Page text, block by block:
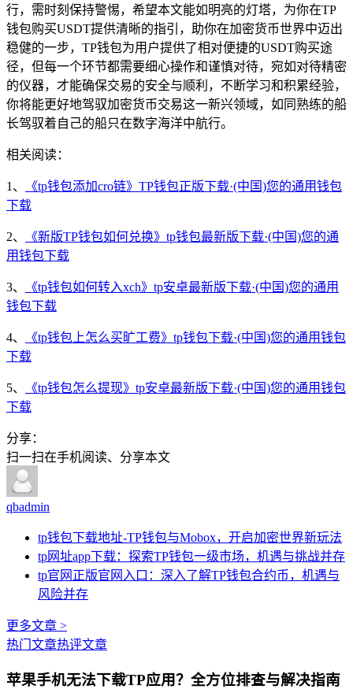
行，需时刻保持警惕，希望本文能如明亮的灯塔，为你在TP
钱包购买USDT提供清晰的指引，助你在加密货币世界中迈出
稳健的一步，TP钱包为用户提供了相对便捷的USDT购买途
径，但每一个环节都需要细心操作和谨慎对待，宛如对待精密
的仪器，才能确保交易的安全与顺利，不断学习和积累经验，
你将能更好地驾驭加密货币交易这一新兴领域，如同熟练的船
长驾驭着自己的船只在数字海洋中航行。
相关阅读：
1、
《tp钱包添加cro链》TP钱包正版下载·(中国)您的通用钱包
下载
2、
《新版TP钱包如何兑换》tp钱包最新版下载·(中国)您的通
用钱包下载
3、
《tp钱包如何转入xch》tp安卓最新版下载·(中国)您的通用
钱包下载
4、
《tp钱包上怎么买旷工费》tp钱包下载·(中国)您的通用钱包
下载
5、
《tp钱包怎么提现》tp安卓最新版下载·(中国)您的通用钱包
下载
分享：
扫一扫在手机阅读、分享本文
qbadmin
tp钱包下载地址-TP钱包与Mobox，开启加密世界新玩法
tp网址app下载：探索TP钱包一级市场，机遇与挑战并存
tp官网正版官网入口：深入了解TP钱包合约币，机遇与
风险并存
更多文章 >
热门文章热评文章
苹果手机无法下载TP应用？全方位排查与解决指南